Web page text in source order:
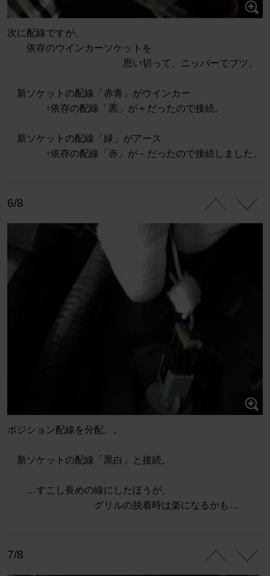
次に配線ですが、
依存のウインカーソケットを
思い切って、ニッパーでブツ。
新ソケットの配線「赤青」がウインカー
↑依存の配線「黒」が＋だったので接続。
新ソケットの配線「緑」がアース
↑依存の配線「赤」が－だったので接続しました。
6/8
ポジション配線を分配。。
新ソケットの配線「黒白」と接続。
…すこし長めの線にしたほうが、
グリルの脱着時は楽になるかも…
7/8